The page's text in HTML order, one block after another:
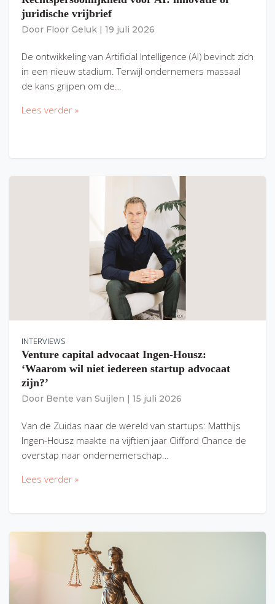
juridische vrijbrief
Door Floor Geluk 19 juli 2026
De ontwikkeling van Artificial Intelligence (AI) bevindt zich
in een nieuw stadium. Terwijl ondernemers massaal
de kans grijpen om de…
Lees verder »
INTERVIEWS
Venture capital advocaat Ingen-Housz:
‘Waarom wil niet iedereen startup advocaat
zijn?’
Door Bente van Suijlen 15 juli 2026
Van de Zuidas naar de wereld van startups: Matthijs
Ingen-Housz maakte na vijftien jaar Clifford Chance de
overstap naar ondernemerschap…
Lees verder »